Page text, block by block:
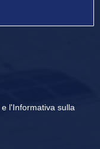
e l'Informativa sulla